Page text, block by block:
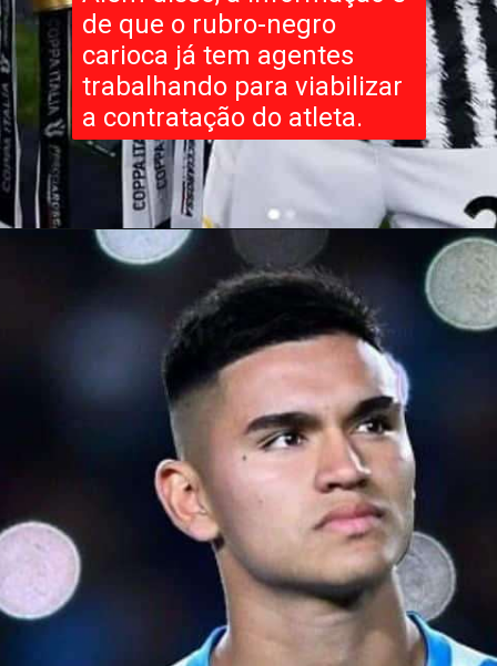
de que o rubro-negro
carioca já tem agentes
trabalhando para viabilizar
a contratação do atleta.